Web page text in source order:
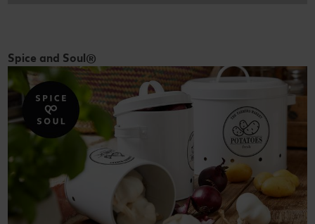
Spice and Soul®